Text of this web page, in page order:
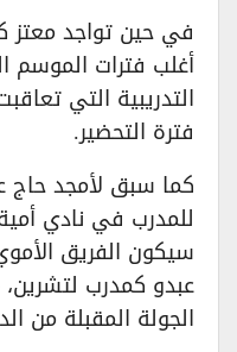
في حين تواجد معتز
أغلب فترات الموسم
التدريبية التي
فترة التحضير.
كما سبق لأمجد حاج
للمدرب في نادي
سيكون الفريق
عبدو كمدرب
الجولة المقبلة من